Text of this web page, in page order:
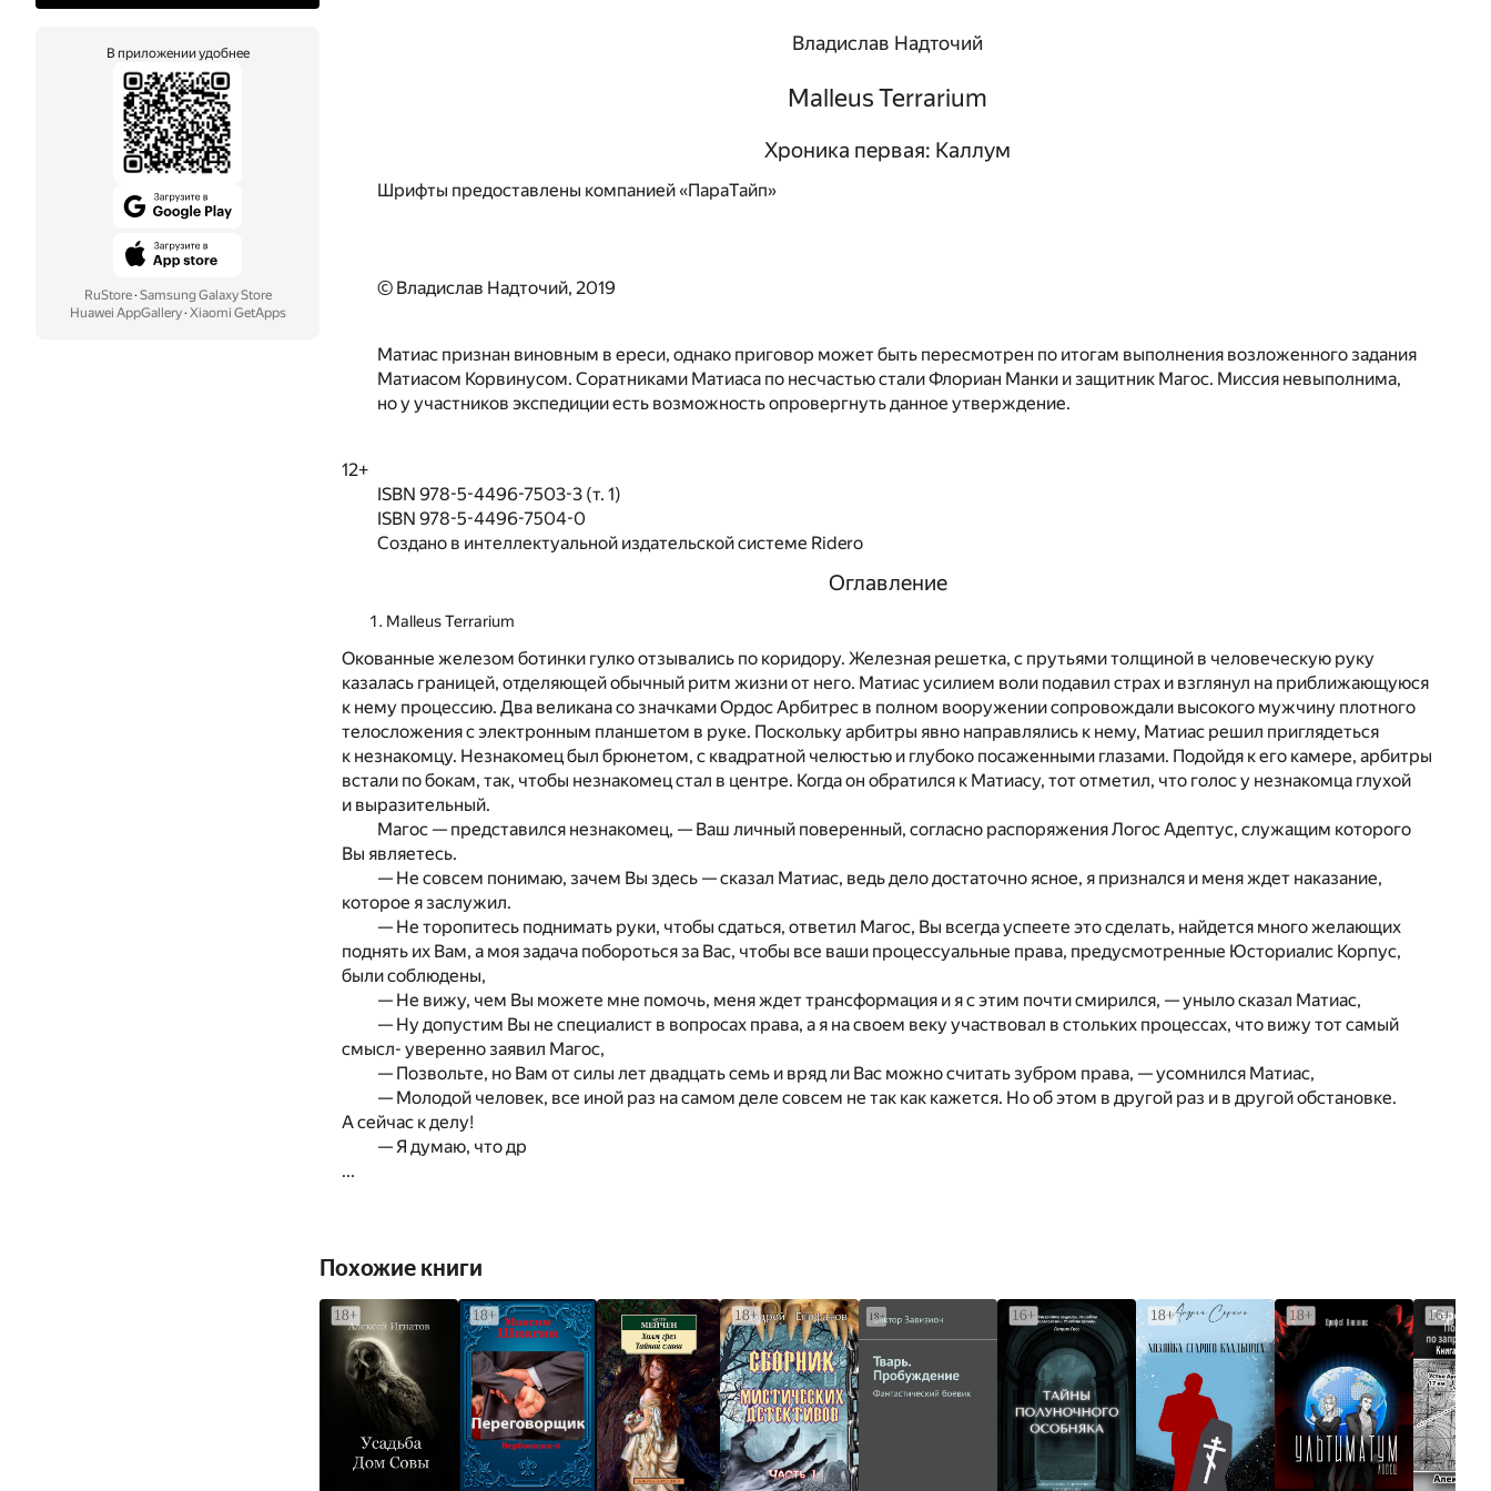
В приложении удобнее
RuStore· Samsung Galaxy Store
Huawei AppGallery· Xiaomi GetApps
Владислав Надточий
Malleus Terrarium
Хроника первая: Каллум
Шрифты предоставлены компанией «ПараТайп»
© Владислав Надточий, 2019
Матиас признан виновным в ереси, однако приговор может быть пересмотрен по итогам выполнения возложенного задания
Матиасом Корвинусом. Соратниками Матиаса по несчастью стали Флориан Манки и защитник Магос. Миссия невыполнима,
но у участников экспедиции есть возможность опровергнуть данное утверждение.
12+
ISBN 978-5-4496-7503-3 (т. 1)
ISBN 978-5-4496-7504-0
Создано в интеллектуальной издательской системе Ridero
Оглавление
Malleus Terrarium
Окованные железом ботинки гулко отзывались по коридору. Железная решетка, с прутьями толщиной в человеческую руку
казалась границей, отделяющей обычный ритм жизни от него. Матиас усилием воли подавил страх и взглянул на приближающуюся
к нему процессию. Два великана со значками Ордос Арбитрес в полном вооружении сопровождали высокого мужчину плотного
телосложения с электронным планшетом в руке. Поскольку арбитры явно направлялись к нему, Матиас решил приглядеться
к незнакомцу. Незнакомец был брюнетом, с квадратной челюстью и глубоко посаженными глазами. Подойдя к его камере, арбитры
встали по бокам, так, чтобы незнакомец стал в центре. Когда он обратился к Матиасу, тот отметил, что голос у незнакомца глухой
и выразительный.
Магос — представился незнакомец, — Ваш личный поверенный, согласно распоряжения Логос Адептус, служащим которого
Вы являетесь.
— Не совсем понимаю, зачем Вы здесь — сказал Матиас, ведь дело достаточно ясное, я признался и меня ждет наказание,
которое я заслужил.
— Не торопитесь поднимать руки, чтобы сдаться, ответил Магос, Вы всегда успеете это сделать, найдется много желающих
поднять их Вам, а моя задача побороться за Вас, чтобы все ваши процессуальные права, предусмотренные Юсториалис Корпус,
были соблюдены,
— Не вижу, чем Вы можете мне помочь, меня ждет трансформация и я с этим почти смирился, — уныло сказал Матиас,
— Ну допустим Вы не специалист в вопросах права, а я на своем веку участвовал в стольких процессах, что вижу тот самый
смысл- уверенно заявил Магос,
— Позвольте, но Вам от силы лет двадцать семь и вряд ли Вас можно считать зубром права, — усомнился Матиас,
— Молодой человек, все иной раз на самом деле совсем не так как кажется. Но об этом в другой раз и в другой обстановке.
А сейчас к делу!
— Я думаю, что др
...
Похожие книги